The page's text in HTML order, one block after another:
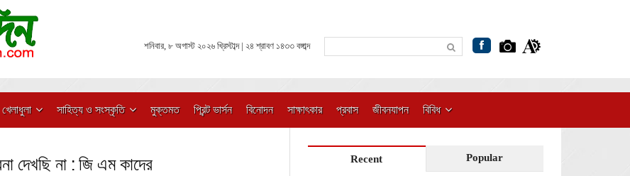
শনিবার, ৮ অগাস্ট ২০২৬ খ্রিস্টাব্দ | ২৪ শ্রাবণ ১৪৩৩ বঙ্গাব্দ
খেলাধুলা সাহিত্য ও সংস্কৃতি মুক্তমত প্রিন্ট ভার্সন বিনোদন সাক্ষাৎকার প্রবাস জীবনযাপন বিবিধ
দেখছি না : জি এম কাদের Recent Popular